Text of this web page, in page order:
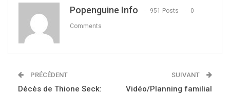
Popenguine Info 951 Posts 0
Comments
PRÉCÉDENT
Décès de Thione Seck:
SUIVANT
Vidéo/Planning familial